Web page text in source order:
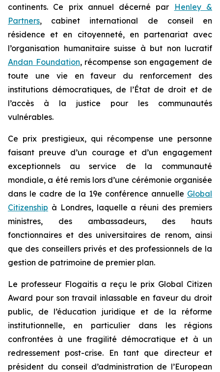
continents. Ce prix annuel décerné par
Henley &
Partners, cabinet international de conseil en
résidence et en citoyenneté, en partenariat avec
l’organisation humanitaire suisse à but non lucratif
Andan Foundation, récompense son engagement de
toute une vie en faveur du renforcement des
institutions démocratiques, de l’État de droit et de
l’accès à la justice pour les communautés
vulnérables.
Ce prix prestigieux, qui récompense une personne
faisant preuve d’un courage et d’un engagement
exceptionnels au service de la communauté
mondiale, a été remis lors d’une cérémonie organisée
dans le cadre de la 19e conférence annuelle Global
Citizenship à Londres, laquelle a réuni des premiers
ministres, des ambassadeurs, des hauts
fonctionnaires et des universitaires de renom, ainsi
que des conseillers privés et des professionnels de la
gestion de patrimoine de premier plan.
Le professeur Flogaitis a reçu le prix Global Citizen
Award pour son travail inlassable en faveur du droit
public, de l’éducation juridique et de la réforme
institutionnelle, en particulier dans les régions
confrontées à une fragilité démocratique et à un
redressement post-crise. En tant que directeur et
président du conseil d’administration de l’European